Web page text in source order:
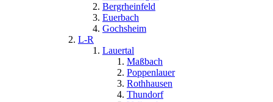
Bergrheinfeld
Euerbach
Gochsheim
L-R
Lauertal
Maßbach
Poppenlauer
Rothhausen
Thundorf